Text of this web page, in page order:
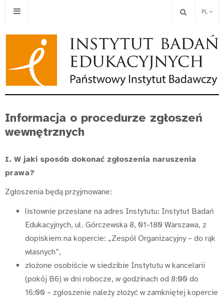
PL
Informacja o procedurze zgłoszeń
wewnętrznych
I. W jaki sposób dokonać zgłoszenia naruszenia
prawa?
Zgłoszenia będą przyjmowane:
listownie przesłane na adres Instytutu: Instytut Badań
Edukacyjnych, ul. Górczewska 8, 01-180 Warszawa, z
dopiskiem na kopercie: „Zespół Organizacyjny – do rąk
własnych”,
złożone osobiście w siedzibie Instytutu w kancelarii
(pokój B6) w dni robocze, w godzinach od 8:00 do
16:00 – zgłoszenie należy złożyć w zamkniętej kopercie